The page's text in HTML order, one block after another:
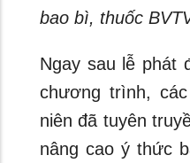
bao bì, thuốc
Ngay sau lễ phát
chương trình,
niên đã tuyên
nâng cao ý thức